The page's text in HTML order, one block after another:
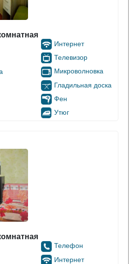
Интернет
Телевизор
Микроволновка
Гладильная доска
Фен
Утюг
Телефон
Интернет